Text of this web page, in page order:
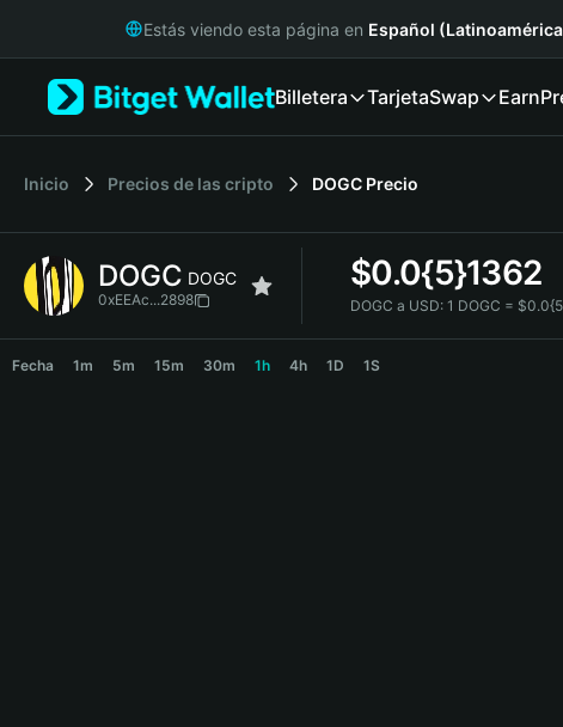
Русский
Italiano
简体中文
繁體中文
Bahasa Indonesia
Estás viendo esta página en Español
Billetera TarjetaSwap Earn
Inicio Precios de las cripto DOGC Precio
DOGC DOGC
0xEEAc...2898
$0.0{5}1362
DOGC a USD: 1 DOGC =
Fecha 1m 5m 15m 30m 1h 4h 1D 1S